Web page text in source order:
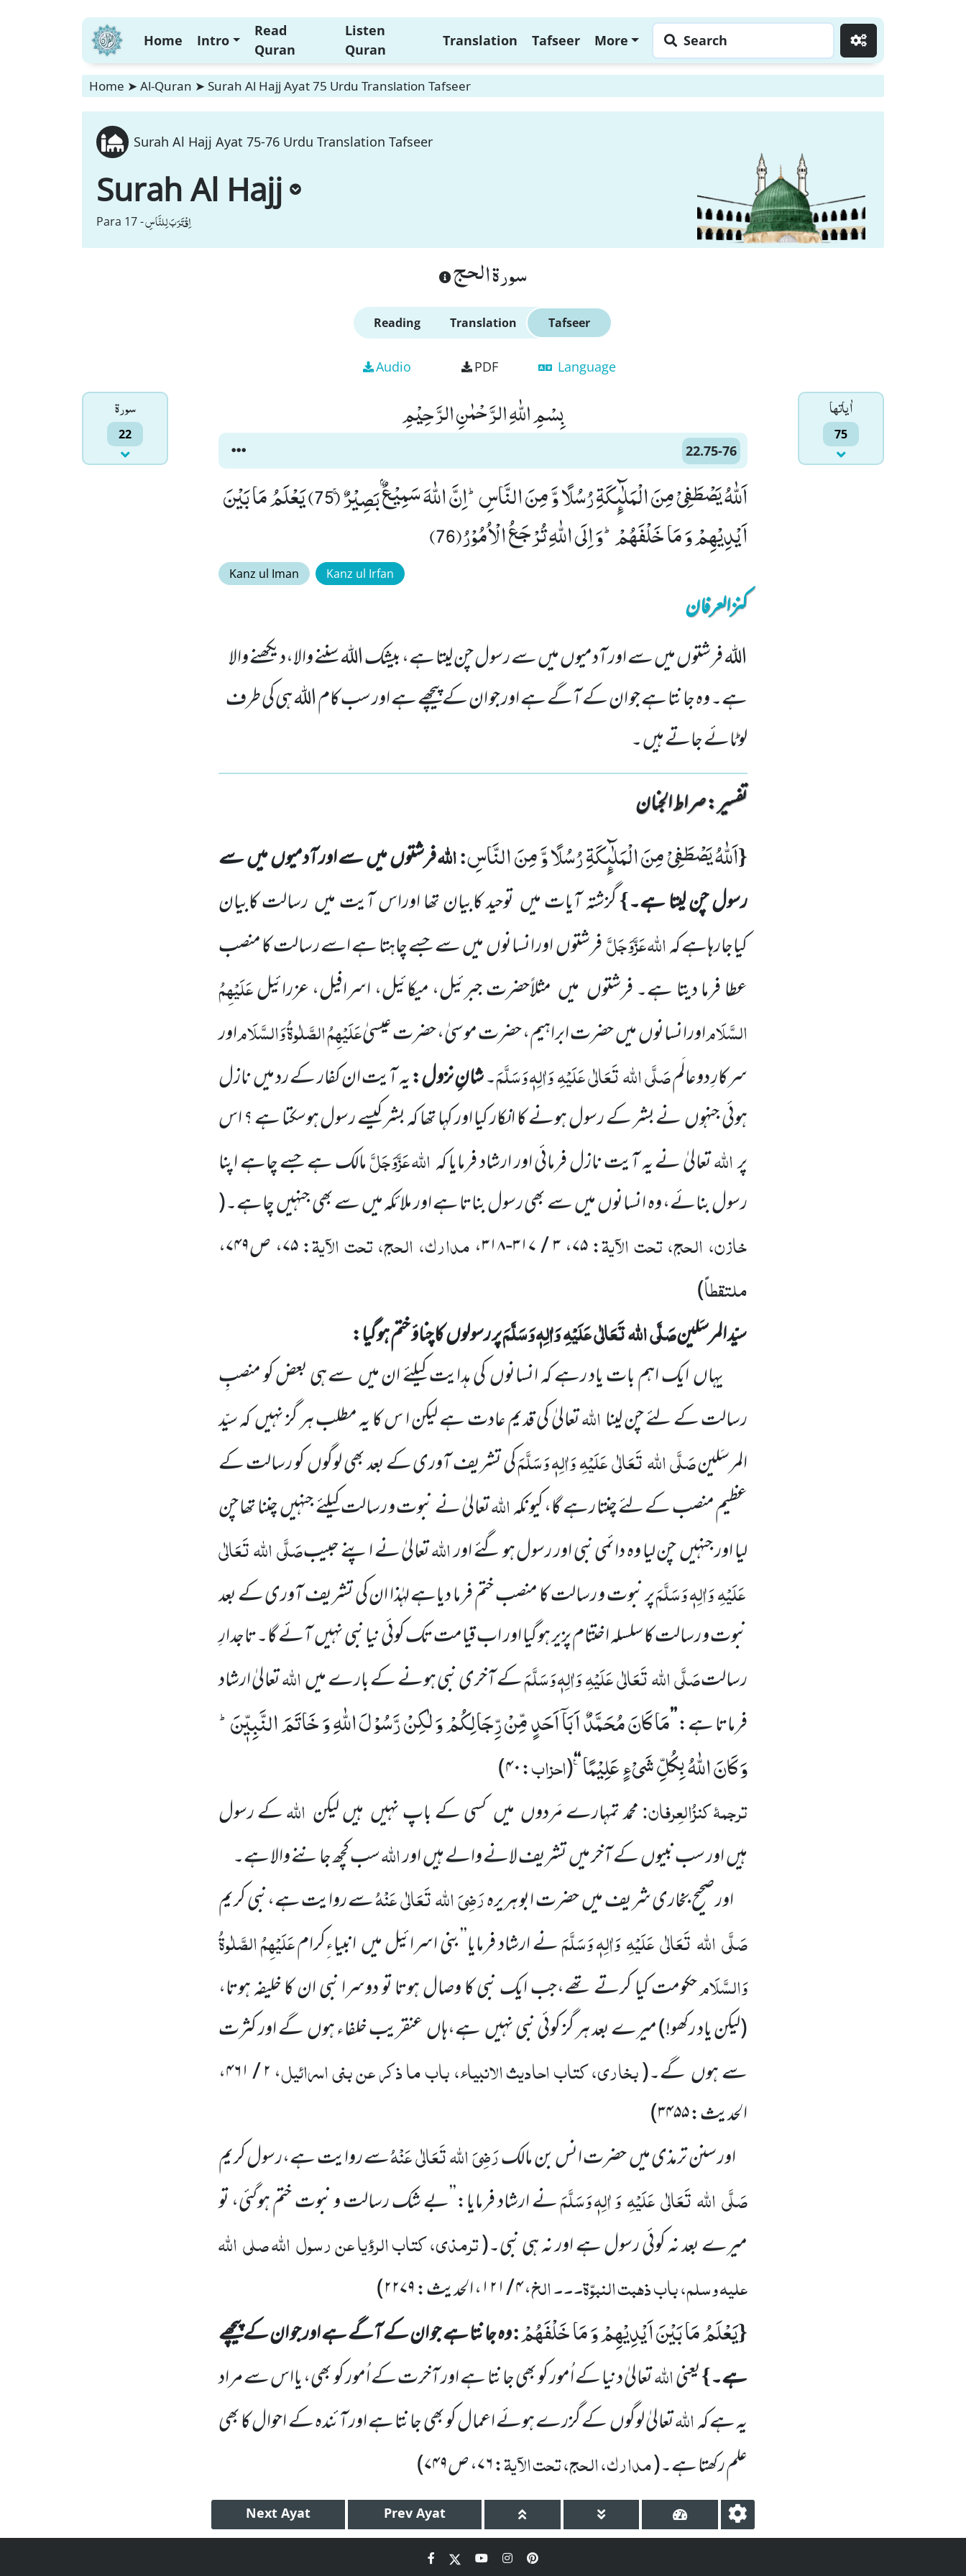
Home Intro
Read
Quran
Listen
Quran
Translation Tafseer More Search
Home ➤ Al-Quran ➤ Surah Al Hajj Ayat 75 Urdu Translation Tafseer
Surah Al Hajj Ayat 75-76 Urdu Translation Tafseer
Surah Al Hajj
Para 17 -اِقْتَرَبَ لِلنَّاسِ
سورة الحج
Reading Translation Tafseer
Audio PDF Language
سورۃ
22
اٰياتها
75
بِسْمِ اللّٰهِ الرَّحْمٰنِ الرَّحِیْمِ
22.75-76
اَللّٰهُ یَصْطَفِیْ مِنَ الْمَلٰٓىٕكَةِ رُسُلًا وَّ مِنَ النَّاسِؕ-اِنَّ اللّٰهَ سَمِیْعٌۢ بَصِیْرٌۚ (75) یَعْلَمُ مَا بَیْنَ
اَیْدِیْهِمْ وَ مَا خَلْفَهُمْؕ-وَ اِلَى اللّٰهِ تُرْجَعُ الْاُمُوْرُ(76)
Kanz ul Iman Kanz ul Irfan
کنزالعرفان
اللہ فرشتوں میں سے اور آدمیوں میں سے رسول چن لیتا ہے، بیشک اللہ سننے والا،دیکھنے والا
ہے۔ وہ جانتا ہے جو ان کے آگے ہے اور جو ان کے پیچھے ہے اور سب کام اللہ ہی کی طرف
لوٹائے جاتے ہیں ۔
تفسیر : ‎صراط الجنان
{اَللّٰهُ یَصْطَفِیْ مِنَ الْمَلٰٓىٕكَةِ رُسُلًا وَّ مِنَ النَّاسِ:اللہفرشتوںمیںسے اور آدمیوںمیںسے
رسول چن لیتا ہے۔}گزشتہ آیاتمیںتوحید کابیان تھا اوراس آیت میںرسالت کابیان
کیاجارہاہے کہاللہعَزَّوَجَلَّفرشتوںاورانسانوںمیںسے جسے چاہتا ہے اسے رسالت کا منصب
عطا فرما دیتا ہے۔ فرشتوں میں مثلاًحضرت جبرئیل، میکائیل، اسرافیل، عزرائیلعَلَیْہِمُ
السَّلَاماورانسانوںمیںحضرت ابراہیم، حضرت موسیٰ، حضرت عیسیٰعَلَیْہِمُ الصَّلٰوۃُ وَالسَّلَاماور
سرکارِ دوعالَمصَلَّیاللہتَعَالٰیعَلَیْہِوَاٰلِہٖ وَسَلَّمَ۔شانِ نزول:یہ آیت ان کفار کے رد میںنازل
ہوئی جنہوںنے بشر کے رسول ہونے کا انکار کیا اور کہا تھا کہ بشر کیسے رسول ہوسکتا ہے ؟ اس
پراللہتعالیٰ نے یہ آیت نازل فرمائی اور ارشاد فرمایا کہاللہعَزَّوَجَلَّمالک ہے جسے چاہے اپنا
رسول بنائے، وہ انسانوںمیںسے بھی رسول بناتا ہے اور ملائکہ میںسے بھی جنہیںچاہے۔(
خازن، الحج، تحت الآیۃ: ۷۵، ۳ / ۳۱۷-۳۱۸، مدارک، الحج، تحت الآیۃ: ۷۵، ص۷۴۹،
ملتقطاً)
سیّد المرسَلینصَلَّیاللہتَعَالٰیعَلَیْہِوَاٰلِہٖ وَسَلَّمَپر رسولوںکا چناؤ ختم ہو گیا:
یہاںایک اہم بات یاد رہے کہ انسانوںکی ہدایت کیلئے ان میںسے ہی بعض کو منصبِ
رسالت کے لئے چنلینااللہتعالیٰ کی قدیم عادت ہے لیکن ا س کا یہ مطلب ہر گز نہیںکہ سیّد
المرسَلینصَلَّیاللہتَعَالٰیعَلَیْہِوَاٰلِہٖ وَسَلَّمَکی تشریفآوری کے بعد بھی لوگوںکو رسالت کے
عظیم منصب کے لئے چنتا رہے گا، کیونکہاللہتعالیٰ نے نبوت و رسالت کیلئے جنہیںچننا تھا چن
لیا اور جنہیںچن لیا وہ دائمی نبی اور رسول ہو گئے اوراللہتعالیٰ نے اپنے حبیبصَلَّیاللہتَعَالٰی
عَلَیْہِوَاٰلِہٖ وَسَلَّمَپر نبوت و رسالت کا منصب ختم فرما دیاہے لہٰذا ان کی تشریف آوری کے بعد
نبوت و رسالت کا سلسلہ اختتام پزیر ہو گیا اوراب قیامت تک کوئی نیا نبی نہیںآئے گا۔تاجدارِ
رسالتصَلَّیاللہتَعَالٰیعَلَیْہِوَاٰلِہٖ وَسَلَّمَکے آخری نبی ہونے کے بارےمیںاللہتعالیٰ ارشاد
فرماتا ہے:’’مَا كَانَ مُحَمَّدٌ اَبَاۤ اَحَدٍ مِّنْ رِّجَالِكُمْ وَ لٰكِنْ رَّسُوْلَ اللّٰهِ وَ خَاتَمَ النَّبِیّٖنَؕ-
وَ كَانَ اللّٰهُ بِكُلِّ شَیْءٍ عَلِیْمًا۠‘‘
(احزاب:۴۰ )
ترجمۂکنزُالعِرفان:محمد تمہارے مَردوں میں کسی کے باپ نہیں ہیں لیکن اللہکے رسول
ہیںاور سب نبیوںکے آخر میںتشریف لانے والے ہیںاوراللہسب کچھ جاننے والا ہے۔
اور صحیح بخاری شریف میںحضرت ابو ہریرہرَضِیَاللہتَعَالٰیعَنْہُسے روایت ہے،نبی کریم
صَلَّیاللہتَعَالٰیعَلَیْہِوَاٰلِہٖ وَسَلَّمَنے ارشاد فرمایا’’بنی اسرائیل میںانبیاءِکرامعَلَیْہِمُ الصَّلٰوۃُ
وَالسَّلَامحکومت کیا کرتے تھے،جب ایک نبی کا وصال ہوتا تو دوسرا نبی ان کا خلیفہ ہوتا،
(لیکن یاد رکھو!)میرے بعد ہر گز کوئی نبی نہیںہے،ہاںعنقریب خلفاء ہوںگے اور کثرت
سے ہوںگے۔(بخاری، کتاب احادیث الانبیاء، باب ما ذکر عن بنی اسرائیل
، ۲ / ۴۶۱،
الحدیث: ۳۴۵۵
)
اور سنن ترمذی میںحضرت انس بن مالکرَضِیَاللہتَعَالٰیعَنْہُسے روایت ہے،رسول کریم
صَلَّیاللہتَعَالٰیعَلَیْہِوَ اٰلِہٖ وَسَلَّمَنے ارشاد فرمایا:’’بے شک رسالت و نبوت ختم ہوگئی، تو
میرے بعد نہ کوئی رسول ہے اور نہ ہی نبی۔(ترمذی، کتاب الرؤیا عن رسولاللہصلیاللہ
علیہ وسلم، باب ذہبت النبوّۃ۔۔۔ الخ، ۴ / ۱۲۱، الحدیث: ۲۲۷۹ )
{یَعْلَمُ مَا بَیْنَ اَیْدِیْهِمْ وَ مَا خَلْفَهُمْ:وہ جانتا ہے جو ان کے آگے ہے اور جو ان کے پیچھے
ہے۔}یعنیاللہتعالیٰ دنیاکے اُمور کو بھی جانتا ہے اور آخرت کے اُمور کو بھی،یااس سے مراد
یہ ہے کہاللہتعالیٰ لوگوںکے گزرے ہوئے اعمال کو بھی جانتا ہے اور آئندہ کے احوال کا بھی
علم رکھتا ہے۔(مدارک، الحج، تحت الآیۃ: ۷۶، ص۷۴۹ )
Next Ayat Prev Ayat